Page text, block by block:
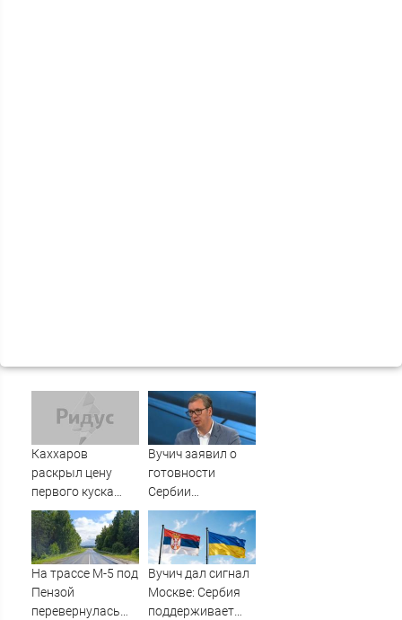
Каххаров
раскрыл цену
первого куска
торта Клавы Коки
и Масленникова
Вучич заявил о
готовности
Сербии
содействовать
интеграции
Украины в
Евросоюз -
Новости на
Вести.ru
На трассе М-5 под
Пензой
перевернулась
Вучич дал сигнал
Москве: Сербия
поддерживает